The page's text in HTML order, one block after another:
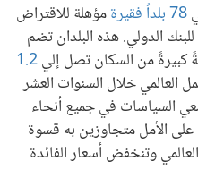
78 بلداً فقيرة
مؤهلة للاقتراض
الدولي. هذه البلدان تضم
كبيرةً من السكان تصل إلي1.2
العالمي خلال السنوات العشر
السياسات في جميع أنحاء
على الأمل متجاوزين به قسوة
وتنخفض أسعار الفائدة